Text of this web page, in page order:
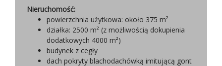
Nieruchomość:
powierzchnia użytkowa: około 375 m²
działka: 2500 m² (z możliwością dokupienia
dodatkowych 4000 m²)
budynek z cegły
dach pokryty blachodachówką imitującą gont